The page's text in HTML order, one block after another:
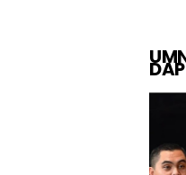
DAP